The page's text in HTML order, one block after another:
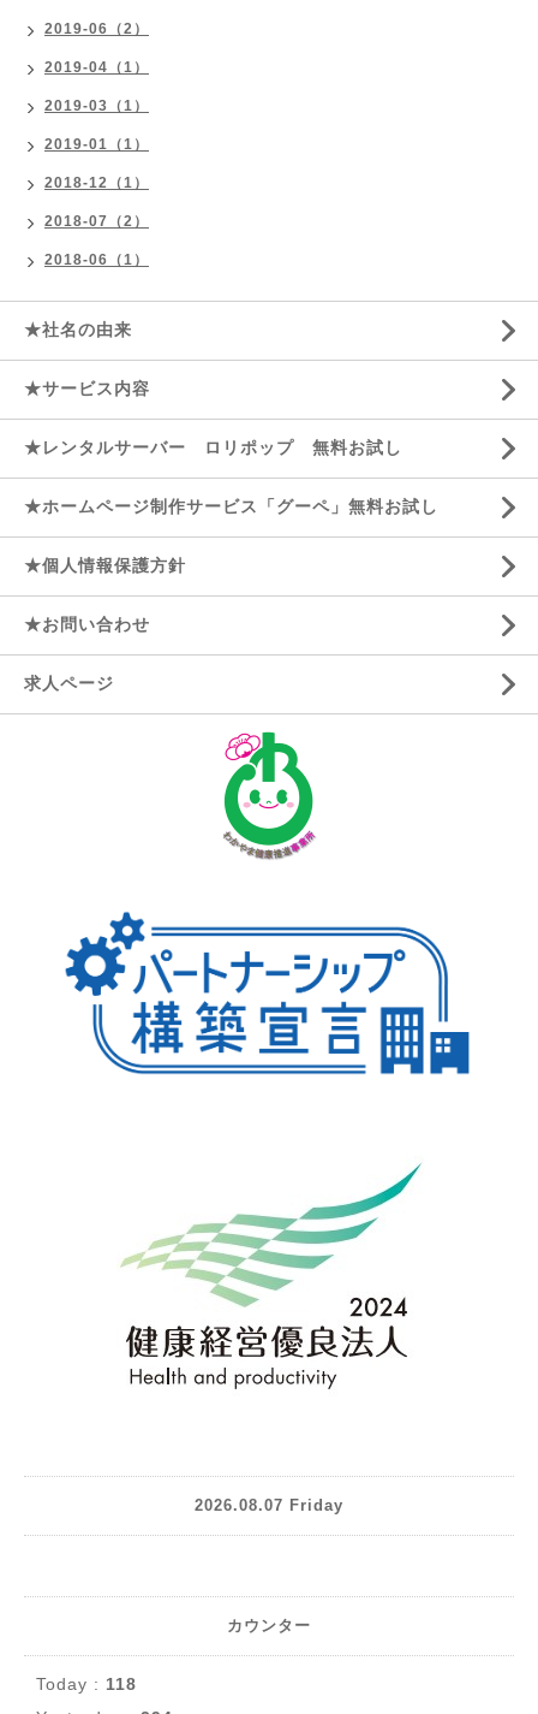
2019-06（2）
2019-04（1）
2019-03（1）
2019-01（1）
2018-12（1）
2018-07（2）
2018-06（1）
★社名の由来
★サービス内容
★レンタルサーバー ロリポップ 無料お試し
★ホームページ制作サービス「グーペ」無料お試し
★個人情報保護方針
★お問い合わせ
求人ページ
2026.08.07 Friday
カウンター
Today : 118